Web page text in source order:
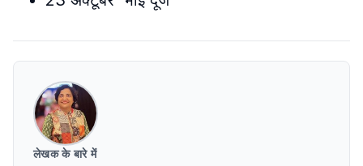
लेखक के बारे में